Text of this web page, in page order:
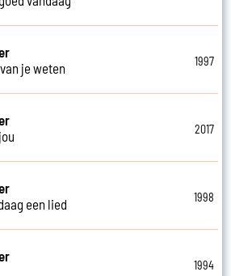
je weten
1997
2017
een lied
1998
1994